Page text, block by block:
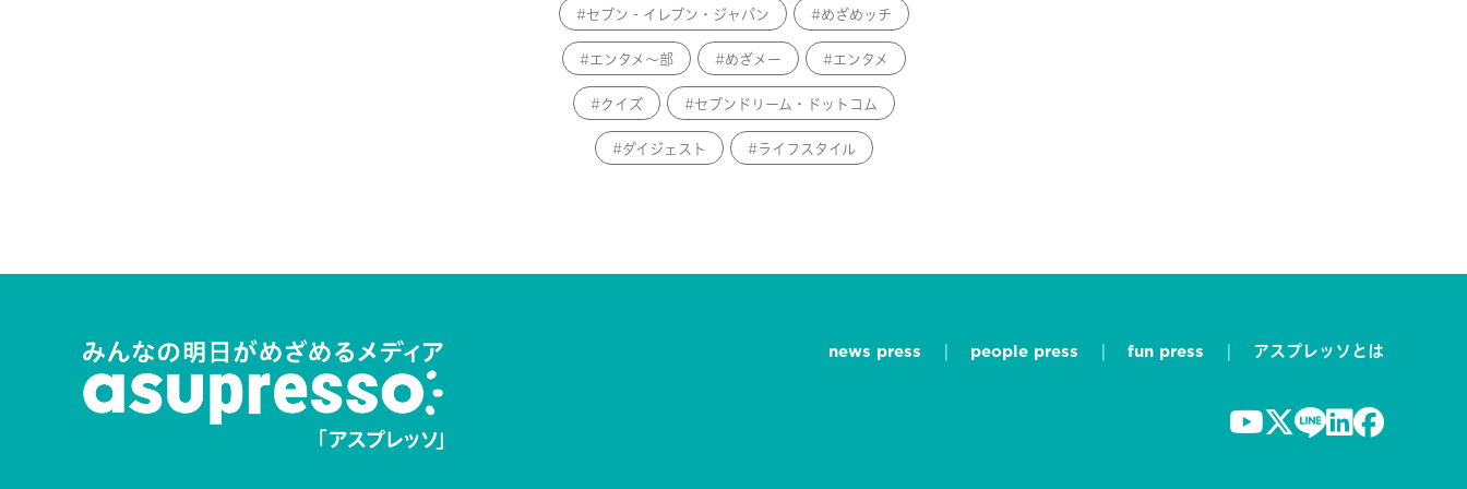
セブン‐イレブン・ジャパン めざめッチ
エンタメ～部 めざメー エンタメ
クイズ セブンドリーム・ドットコム
ダイジェスト ライフスタイル
news press people press fun press アスプレッソとは